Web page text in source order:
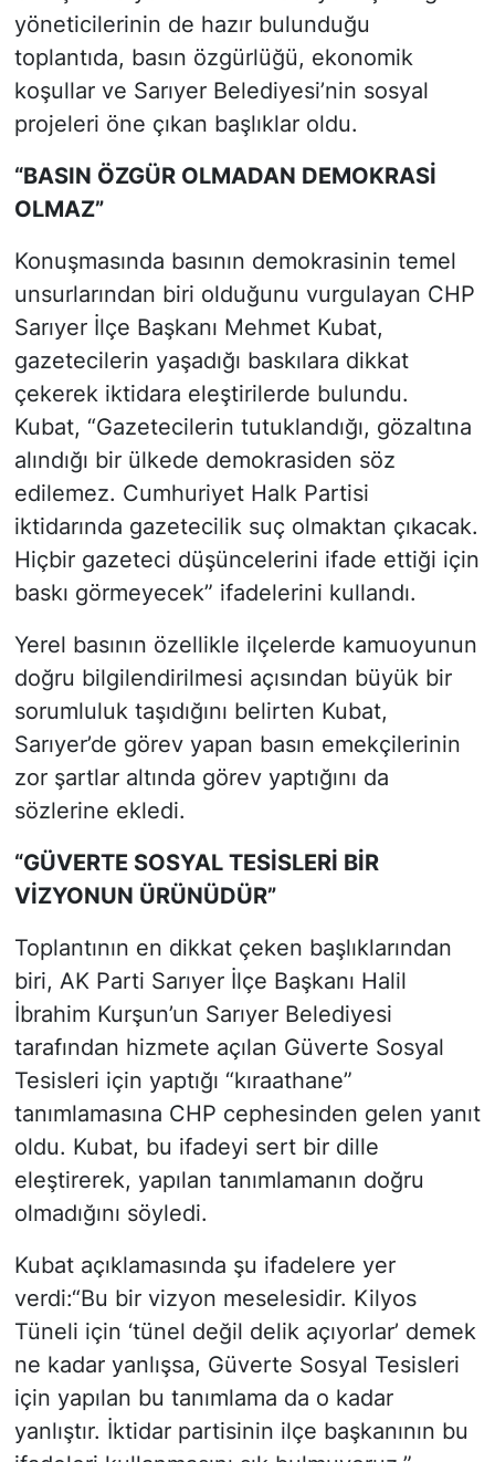
yöneticilerinin de hazır bulunduğu
toplantıda, basın özgürlüğü, ekonomik
koşullar ve Sarıyer Belediyesi’nin sosyal
projeleri öne çıkan başlıklar oldu.
“BASIN ÖZGÜR OLMADAN DEMOKRASİ
OLMAZ”
Konuşmasında basının demokrasinin temel
unsurlarından biri olduğunu vurgulayan CHP
Sarıyer İlçe Başkanı Mehmet Kubat,
gazetecilerin yaşadığı baskılara dikkat
çekerek iktidara eleştirilerde bulundu.
Kubat, “Gazetecilerin tutuklandığı, gözaltına
alındığı bir ülkede demokrasiden söz
edilemez. Cumhuriyet Halk Partisi
iktidarında gazetecilik suç olmaktan çıkacak.
Hiçbir gazeteci düşüncelerini ifade ettiği için
baskı görmeyecek” ifadelerini kullandı.
Yerel basının özellikle ilçelerde kamuoyunun
doğru bilgilendirilmesi açısından büyük bir
sorumluluk taşıdığını belirten Kubat,
Sarıyer’de görev yapan basın emekçilerinin
zor şartlar altında görev yaptığını da
sözlerine ekledi.
“GÜVERTE SOSYAL TESİSLERİ BİR
VİZYONUN ÜRÜNÜDÜR”
Toplantının en dikkat çeken başlıklarından
biri, AK Parti Sarıyer İlçe Başkanı Halil
İbrahim Kurşun’un Sarıyer Belediyesi
tarafından hizmete açılan Güverte Sosyal
Tesisleri için yaptığı “kıraathane”
tanımlamasına CHP cephesinden gelen yanıt
oldu. Kubat, bu ifadeyi sert bir dille
eleştirerek, yapılan tanımlamanın doğru
olmadığını söyledi.
Kubat açıklamasında şu ifadelere yer
verdi:“Bu bir vizyon meselesidir. Kilyos
Tüneli için ‘tünel değil delik açıyorlar’ demek
ne kadar yanlışsa, Güverte Sosyal Tesisleri
için yapılan bu tanımlama da o kadar
yanlıştır. İktidar partisinin ilçe başkanının bu